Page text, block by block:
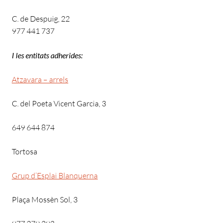
C. de Despuig, 22
977 441 737
I les entitats adherides:
Atzavara – arrels
C. del Poeta Vicent Garcia, 3
649 644 874
Tortosa
Grup d’Esplai Blanquerna
Plaça Mossèn Sol, 3